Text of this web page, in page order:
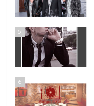
5
6